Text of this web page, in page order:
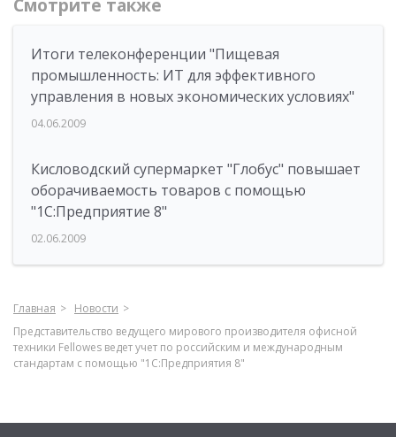
Смотрите также
Итоги телеконференции "Пищевая
промышленность: ИТ для эффективного
управления в новых экономических условиях"
04.06.2009
Кисловодский супермаркет "Глобус" повышает
оборачиваемость товаров с помощью
"1С:Предприятие 8"
02.06.2009
Главная
Новости
Представительство ведущего мирового производителя офисной
техники Fellowes ведет учет по российским и международным
стандартам с помощью "1С:Предприятия 8"